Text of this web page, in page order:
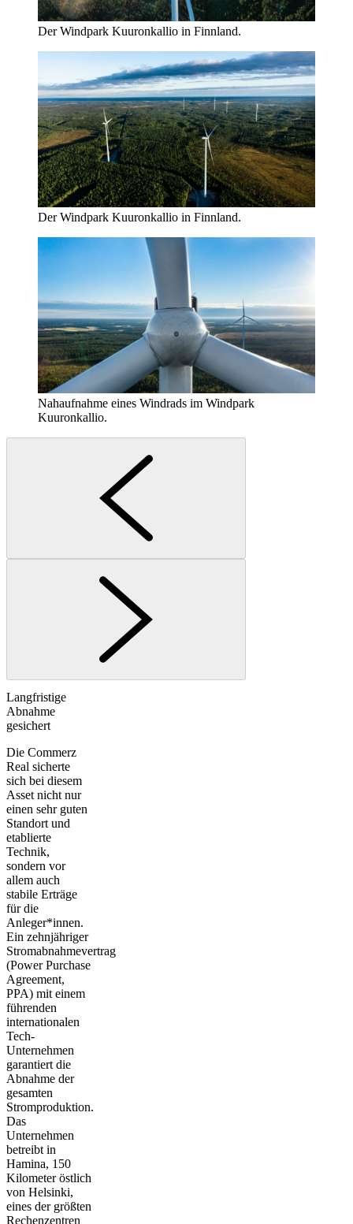
Der Windpark Kuuronkallio in Finnland.
Der Windpark Kuuronkallio in Finnland.
Nahaufnahme eines Windrads im Windpark
Kuuronkallio.
Langfristige
Abnahme
gesichert
Die Commerz
Real sicherte
sich bei diesem
Asset nicht nur
einen sehr guten
Standort und
etablierte
Technik,
sondern vor
allem auch
stabile Erträge
für die
Anleger*innen.
Ein zehnjähriger
Stromabnahmevertrag
(Power Purchase
Agreement,
PPA) mit einem
führenden
internationalen
Tech-
Unternehmen
garantiert die
Abnahme der
gesamten
Stromproduktion.
Das
Unternehmen
betreibt in
Hamina, 150
Kilometer östlich
von Helsinki,
eines der größten
Rechenzentren